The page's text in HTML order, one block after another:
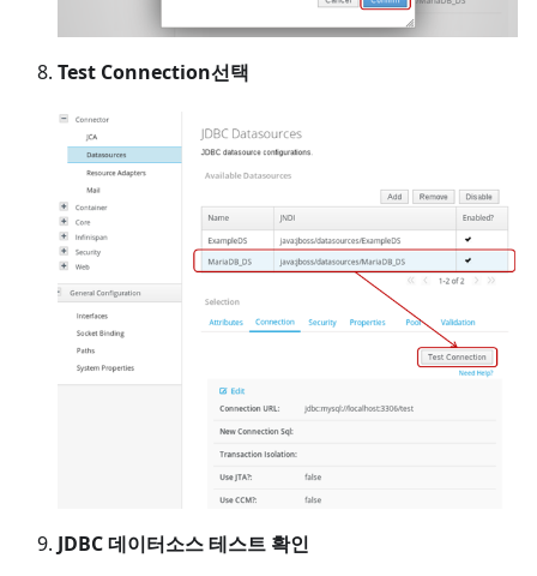
Test Connection선택
JDBC 데이터소스 테스트 확인